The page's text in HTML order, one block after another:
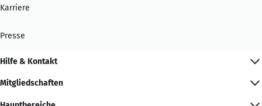
Karriere
Presse
Hilfe & Kontakt
Mitgliedschaften